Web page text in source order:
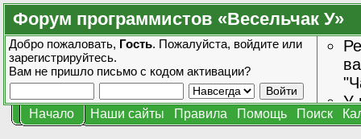
Форум программистов «Весельчак У»
Добро пожаловать, Гость. Пожалуйста, войдите или
зарегистрируйтесь.
Вам не пришло письмо с кодом активации?
У
Начало Наши сайты Правила Помощь Поиск